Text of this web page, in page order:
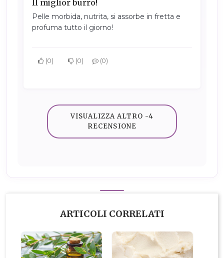
Il miglior burro!
Pelle morbida, nutrita, si assorbe in fretta e
profuma tutto il giorno!
0 0 0
VISUALIZZA ALTRO -4
RECENSIONE
ARTICOLI CORRELATI